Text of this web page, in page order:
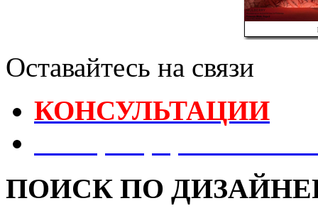
Оставайтесь на связи
КОНСУЛЬТАЦИИ
ПОИСК ПО